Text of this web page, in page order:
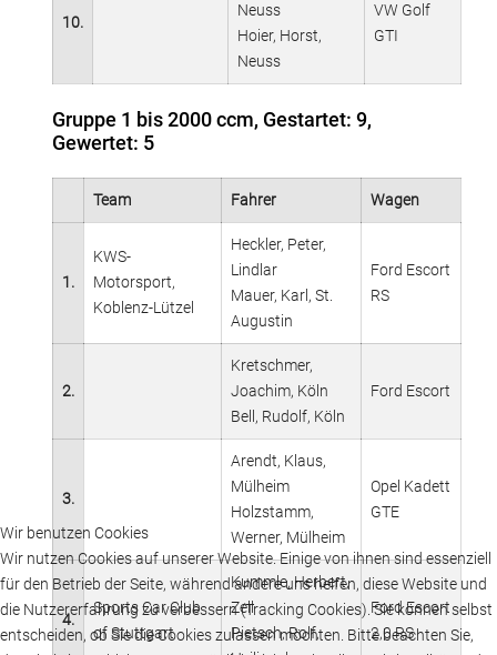
10.
Neuss
Hoier, Horst,
Neuss
VW Golf
GTI
Gruppe 1 bis 2000 ccm, Gestartet: 9,
Gewertet: 5
Team Fahrer Wagen
1.
KWS-
Motorsport,
Koblenz-Lützel
Heckler, Peter,
Lindlar
Mauer, Karl, St.
Augustin
Ford Escort
RS
2.
Kretschmer,
Joachim, Köln
Bell, Rudolf, Köln
Ford Escort
3.
Arendt, Klaus,
Mülheim
Holzstamm,
Werner, Mülheim
Opel Kadett
GTE
4.
Sports Car Club
of Stuttgart
Kummle, Herbert,
Zell
Pietsch, Rolf,
Ford Escort
2,0 RS
Wir benutzen Cookies
Wir nutzen Cookies auf unserer Website. Einige von ihnen sind essenziell
für den Betrieb der Seite, während andere uns helfen, diese Website und
die Nutzererfahrung zu verbessern (Tracking Cookies). Sie können selbst
entscheiden, ob Sie die Cookies zulassen möchten. Bitte beachten Sie,